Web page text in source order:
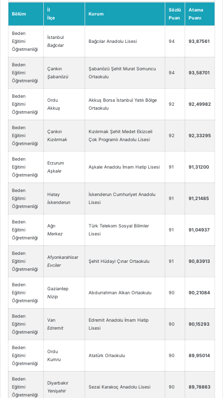
Bölüm
İl
İlçe
Kurum
Sözlü
Puan
Atama
Puanı
Beden
Eğitimi
Öğretmenliği
İstanbul
Bağcılar
Bağcılar Anadolu Lisesi 94 93,87561
Beden
Eğitimi
Öğretmenliği
Çankırı
Şabanözü
Şabanözü Şehit Murat Somuncu
Ortaokulu
94 93,58701
Beden
Eğitimi
Öğretmenliği
Ordu
Akkuş
Akkuş Borsa İstanbul Yatılı Bölge
Ortaokulu
92 92,49982
Beden
Eğitimi
Öğretmenliği
Çankırı
Kızılırmak
Kızılırmak Şehit Medet Ekizceli
Çok Programlı Anadolu Lisesi
92 92,33295
Beden
Eğitimi
Öğretmenliği
Erzurum
Aşkale
Aşkale Anadolu İmam Hatip Lisesi 91 91,31200
Beden
Eğitimi
Öğretmenliği
Hatay
İskenderun
İskenderun Cumhuriyet Anadolu
Lisesi
91 91,21485
Beden
Eğitimi
Öğretmenliği
Ağrı
Merkez
Türk Telekom Sosyal Bilimler
Lisesi
91 91,04937
Beden
Eğitimi
Öğretmenliği
Afyonkarahisar
Evciler
Şehit Hüdayi Çınar Ortaokulu 91 90,83913
Beden
Eğitimi
Öğretmenliği
Gaziantep
Nizip
Abdurrahman Alkan Ortaokulu 90 90,21084
Beden
Eğitimi
Öğretmenliği
Van
Edremit
Edremit Anadolu İmam Hatip
Lisesi
90 90,15293
Beden
Eğitimi
Öğretmenliği
Ordu
Kumru
Atatürk Ortaokulu 90 89,95014
Beden
Eğitimi
Öğretmenliği
Diyarbakır
Yenişehir
Sezai Karakoç Anadolu Lisesi 90 89,78863